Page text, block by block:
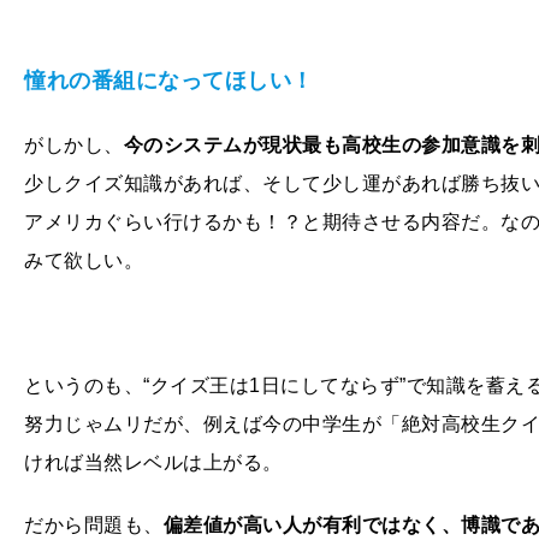
憧れの番組になってほしい！
がしかし、 今のシステムが現状最も高校生の参加意識を
少しクイズ知識があれば、そして少し運があれば勝ち
アメリカぐらい行けるかも！？と期待させる内容だ。な
みて欲しい。
というのも、“クイズ王は1日にしてならず”で知識を蓄
努力じゃムリだが、例えば今の中学生が「絶対高校生ク
ければ当然レベルは上がる。
だから問題も、 偏差値が高い人が有利ではなく、博識で